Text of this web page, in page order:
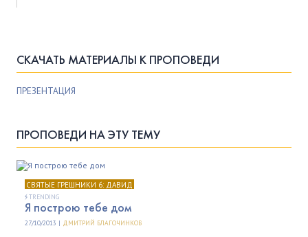
СКАЧАТЬ МАТЕРИАЛЫ К ПРОПОВЕДИ
ПРЕЗЕНТАЦИЯ
ПРОПОВЕДИ НА ЭТУ ТЕМУ
СВЯТЫЕ ГРЕШНИКИ 6: ДАВИД
TRENDING
Я построю тебе дом
27/10/2013 | ДМИТРИЙ БЛАГОЧИНКОВ